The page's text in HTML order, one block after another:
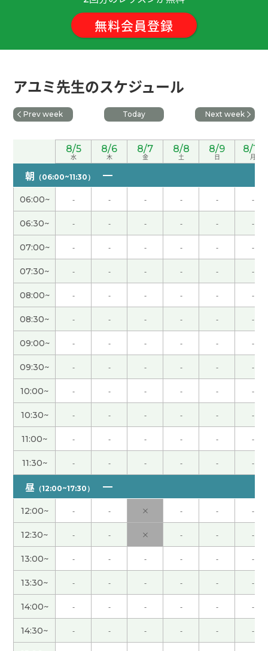
和当地人说汉语很有意思。聊天的时候有紧张感然
后告别有成就感。下次见吧。( 男性 )
非常感謝 下次見 ( 40代 男性 )
我也想断舍离真难呐。( 80代 男性 )
我们想再去台湾旅游。当地人非常温柔亲切。非常
干净的马路人行道。下次见吧。( 男性 )
谢谢您今天也帮我纠正发音，关于太空方面的词语
我还不太熟悉，我会继续努力读书！期待下次再
见！
谢谢老师。我很开心得跟你读课文。下次见！( 20
代 女性 )
很高兴认识你。你的课是很高兴。我再想跟你上
课。( 20代 女性 )
谢谢您的课！我学中文已经很久了，但被纠正发音
的机会越来越少了，所以非常感谢老师帮我纠正发
音。我会继续努力，提高自己的中文水平。
感谢你亲切愉快的课程。我很高兴能和你聊天。又
のレッスンを楽しみにしています。( 80代 男性 )
とても優しいおすすめの先生
谢谢您 我很高兴 昨天下课以后我先洗澡了再睡觉了
楽しいレッスンありがとうございました！またお
願いします。
谢谢老师。“北京梦”我先不继续学了( 60代 男性 )
真的很感谢您，跟老师学习真的很好！ ( 60代 男性 )
在日本也名字反映时代。( 60代 男性 )
無料会員登録
アユミ先生のスケジュール
Prev week Today Next week
8/5
水
8/6
木
8/7
金
8/8
土
8/9
日
8/10
月
朝 （06:00~11:30）
06:00~ - - - - - -
06:30~ - - - - - -
07:00~ - - - - - -
07:30~ - - - - - -
08:00~ - - - - - -
08:30~ - - - - - -
09:00~ - - - - - -
09:30~ - - - - - -
10:00~ - - - - - -
10:30~ - - - - - -
11:00~ - - - - - -
11:30~ - - - - - -
昼 （12:00~17:30）
12:00~ - - × - - -
12:30~ - - × - - -
13:00~ - - - - - -
13:30~ - - - - - -
14:00~ - - - - - -
14:30~ - - - - - -